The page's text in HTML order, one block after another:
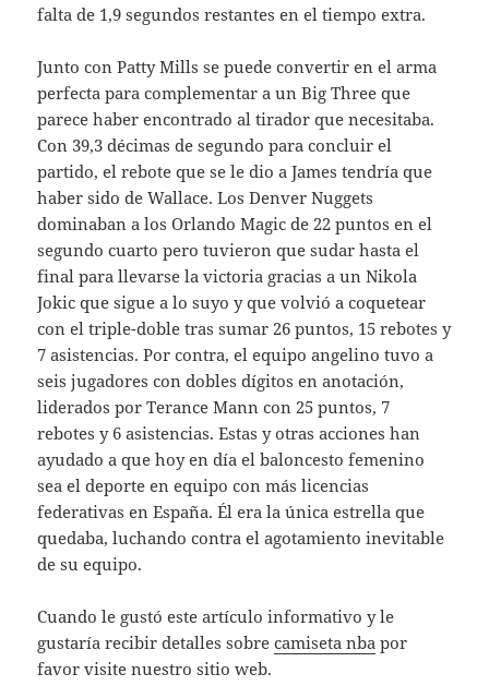
falta de 1,9 segundos restantes en el tiempo extra.
Junto con Patty Mills se puede convertir en el arma
perfecta para complementar a un Big Three que
parece haber encontrado al tirador que necesitaba.
Con 39,3 décimas de segundo para concluir el
partido, el rebote que se le dio a James tendría que
haber sido de Wallace. Los Denver Nuggets
dominaban a los Orlando Magic de 22 puntos en el
segundo cuarto pero tuvieron que sudar hasta el
final para llevarse la victoria gracias a un Nikola
Jokic que sigue a lo suyo y que volvió a coquetear
con el triple-doble tras sumar 26 puntos, 15 rebotes y
7 asistencias. Por contra, el equipo angelino tuvo a
seis jugadores con dobles dígitos en anotación,
liderados por Terance Mann con 25 puntos, 7
rebotes y 6 asistencias. Estas y otras acciones han
ayudado a que hoy en día el baloncesto femenino
sea el deporte en equipo con más licencias
federativas en España. Él era la única estrella que
quedaba, luchando contra el agotamiento inevitable
de su equipo.
Cuando le gustó este artículo informativo y le
gustaría recibir detalles sobrecamiseta nba por
favor visite nuestro sitio web.